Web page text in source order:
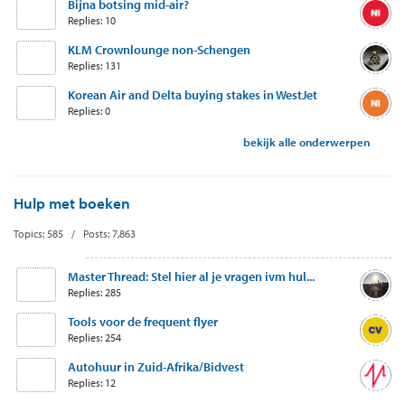
Bijna botsing mid-air?
Replies: 10
KLM Crownlounge non-Schengen
Replies: 131
Korean Air and Delta buying stakes in WestJet
Replies: 0
bekijk alle onderwerpen
Hulp met boeken
Topics: 585 / Posts: 7,863
Master Thread: Stel hier al je vragen ivm hul...
Replies: 285
Tools voor de frequent flyer
Replies: 254
Autohuur in Zuid-Afrika/Bidvest
Replies: 12